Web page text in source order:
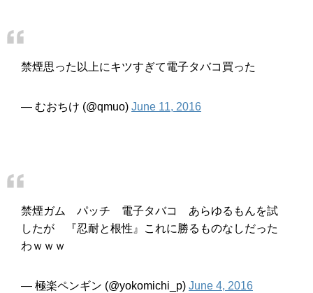
禁煙思った以上にキツすぎて電子タバコ買った
— むおちけ (@qmuo) June 11, 2016
禁煙ガム パッチ 電子タバコ あらゆるもんを試
したが 『忍耐と根性』これに勝るものなしだった
わｗｗｗ
— 極楽ペンギン (@yokomichi_p) June 4, 2016